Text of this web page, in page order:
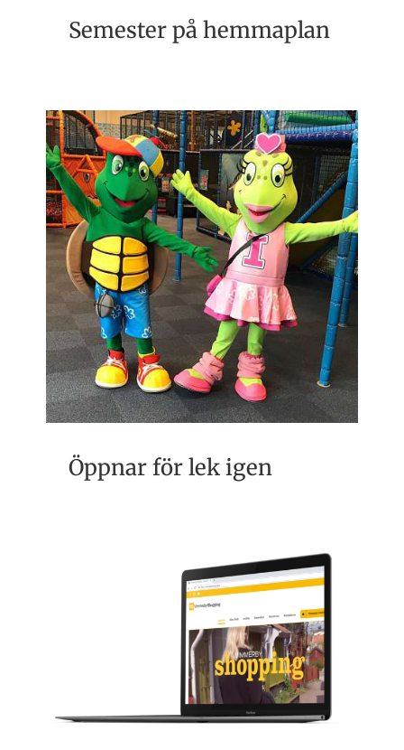
Semester på hemmaplan
Öppnar för lek igen